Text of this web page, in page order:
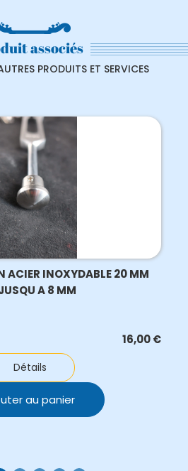
associés
PRODUITS ET SERVICES
ACIER INOXYDABLE 20 MM
A 8 MM
16,00€
Détails
au panier